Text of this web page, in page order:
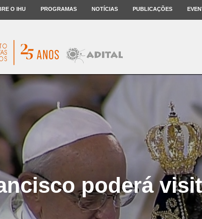
O IHU PROGRAMAS NOTÍCIAS PUBLICAÇÕES
poderá